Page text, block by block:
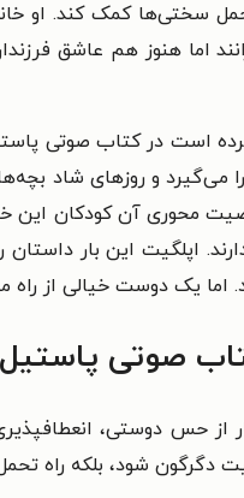
سختی‌ها کمک کند. او
اما هنوز هم عاشق
است در کتاب صوتی
را می‌گیرد و روزهای شاد
محوری آن کودکان این
اپلگیت این بار
یک دوست خیالی از راه
صوتی
از حس دوستی،
دگرگون شود، بلکه راه